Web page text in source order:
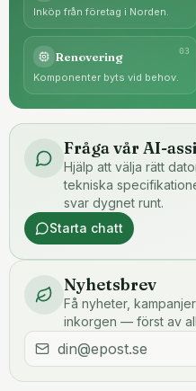
Inköp från företag i Norden.
03
Renovering
Komponenter byts vid behov.
Fråga vår AI-
Hjälp att välja rätt
tekniska
svar dygnet runt.
Starta chatt
Nyhetsbrev
Få nyheter,
inkorgen — först av